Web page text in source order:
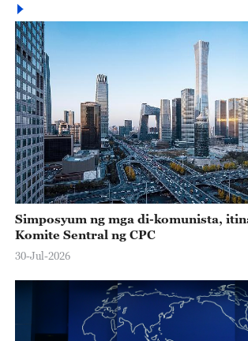
Simposyum ng mga di-komunista,
Komite Sentral ng CPC
30-Jul-2026